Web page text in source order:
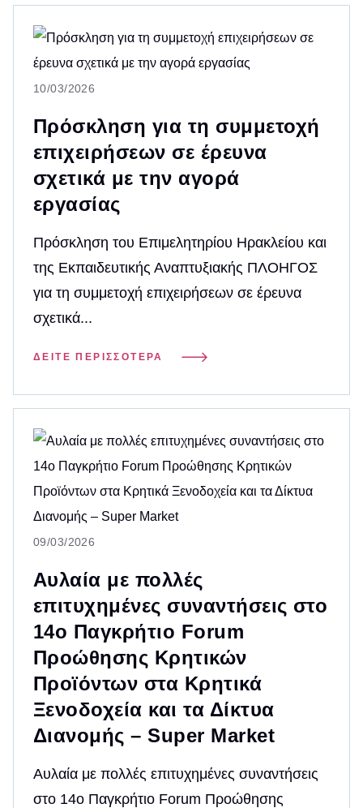
10/03/2026
Πρόσκληση για τη συμμετοχή
επιχειρήσεων σε έρευνα
σχετικά με την αγορά
εργασίας
Πρόσκληση του Επιμελητηρίου Ηρακλείου και
της Εκπαιδευτικής Αναπτυξιακής ΠΛΟΗΓΟΣ
για τη συμμετοχή επιχειρήσεων σε έρευνα
σχετικά...
ΔΕΊΤΕ ΠΕΡΙΣΣΌΤΕΡΑ
09/03/2026
Αυλαία με πολλές
επιτυχημένες συναντήσεις στο
14ο Παγκρήτιο Forum
Προώθησης Κρητικών
Προϊόντων στα Κρητικά
Ξενοδοχεία και τα Δίκτυα
Διανομής – Super Market
Αυλαία με πολλές επιτυχημένες συναντήσεις
στο 14ο Παγκρήτιο Forum Προώθησης